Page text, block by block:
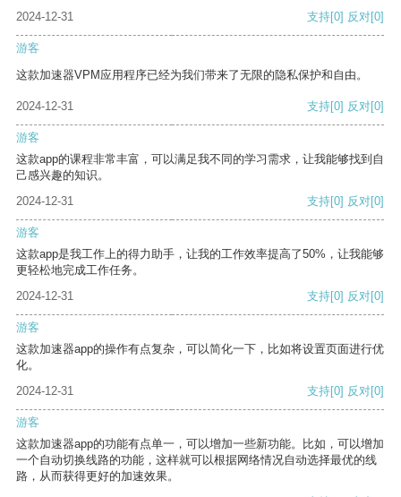
2024-12-31 支持[0] 反对[0]
游客
这款加速器VPM应用程序已经为我们带来了无限的隐私保护和自由。
2024-12-31 支持[0] 反对[0]
游客
这款app的课程非常丰富，可以满足我不同的学习需求，让我能够找到自
己感兴趣的知识。
2024-12-31
支持[0] 反对[0]
游客
这款app是我工作上的得力助手，让我的工作效率提高了50%，让我能够
更轻松地完成工作任务。
2024-12-31
支持[0] 反对[0]
游客
这款加速器app的操作有点复杂，可以简化一下，比如将设置页面进行优
化。
2024-12-31
支持[0] 反对[0]
游客
这款加速器app的功能有点单一，可以增加一些新功能。比如，可以增加
一个自动切换线路的功能，这样就可以根据网络情况自动选择最优的线
路，从而获得更好的加速效果。